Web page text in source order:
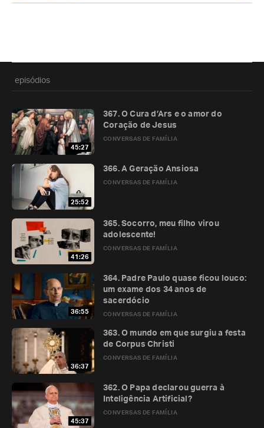
episódios
45:27
CONVERSAS DE FAMÍLIA
367. O Cura d’Ars e o amor do
Coração de Jesus
25:52
CONVERSAS DE FAMÍLIA
366. A Geração Ansiosa
41:26
CONVERSAS DE FAMÍLIA
365. Socorro, meu filho virou
adolescente!
36:55 CONVERSAS DE FAMÍLIA
364. Padre Paulo quase ficou louco:
um exame dos 34 anos de
sacerdócio
36:37
CONVERSAS DE FAMÍLIA
363. O mundo em que surgiu a festa
de Corpus Christi
45:37
CONVERSAS DE FAMÍLIA
362. O Papa declarou guerra à
Inteligência Artificial?